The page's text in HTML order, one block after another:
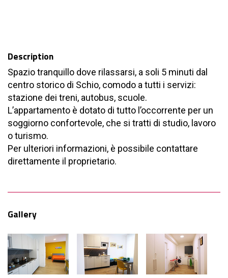
Description
Spazio tranquillo dove rilassarsi, a soli 5 minuti dal
centro storico di Schio, comodo a tutti i servizi:
stazione dei treni, autobus, scuole.
L’appartamento è dotato di tutto l’occorrente per un
soggiorno confortevole, che si tratti di studio, lavoro
o turismo.
Per ulteriori informazioni, è possibile contattare
direttamente il proprietario.
Gallery